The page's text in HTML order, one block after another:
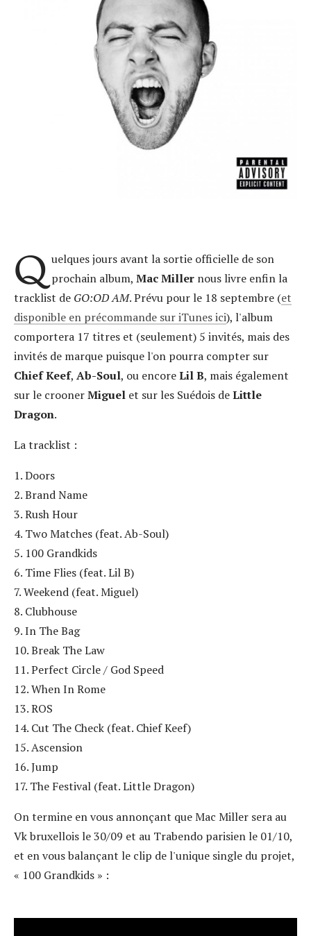
Q uelques jours avant la sortie officielle de son
prochain album, Mac Millernous livre enfin la
tracklist de GO:OD AM. Prévu pour le 18 septembre (et
disponible en précommande sur iTunes ici), l'album
comportera 17 titres et (seulement) 5 invités, mais des
invités de marque puisque l'on pourra compter sur
Chief Keef, Ab-Soul, ou encoreLil B, mais également
sur le croonerMiguel et sur les Suédois deLittle
Dragon.
La tracklist :
1. Doors
2. Brand Name
3. Rush Hour
4. Two Matches (feat. Ab-Soul)
5. 100 Grandkids
6. Time Flies (feat. Lil B)
7. Weekend (feat. Miguel)
8. Clubhouse
9. In The Bag
10. Break The Law
​11. Perfect Circle / God Speed
12. When In Rome
13. ROS
​14. Cut The Check (feat. Chief Keef)
15. Ascension
16. Jump
17. The Festival (feat. Little Dragon)
On termine en vous annonçant que Mac Miller sera au
Vk bruxellois le 30/09 et au Trabendo parisien le 01/10,
et en vous balançant le clip de l'unique single du projet,
« 100 Grandkids » :